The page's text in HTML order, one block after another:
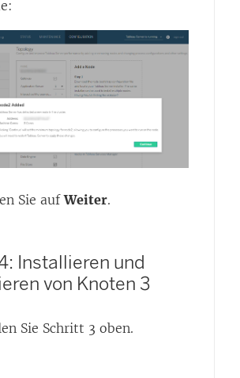
Sie aufWeiter.
Installieren und
von Knoten 3
Sie Schritt 3 oben.